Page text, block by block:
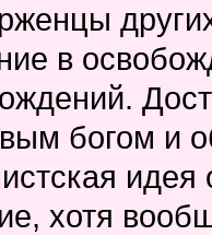
в
богом и
идея
хотя